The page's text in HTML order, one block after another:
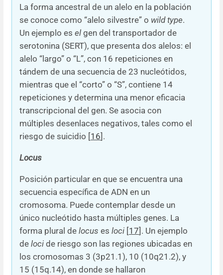
La forma ancestral de un alelo en la población
se conoce como “alelo silvestre” o wild type.
Un ejemplo es el gen del transportador de
serotonina (SERT), que presenta dos alelos: el
alelo “largo” o “L”, con 16 repeticiones en
tándem de una secuencia de 23 nucleótidos,
mientras que el “corto” o “S”, contiene 14
repeticiones y determina una menor eficacia
transcripcional del gen. Se asocia con
múltiples desenlaces negativos, tales como el
riesgo de suicidio [16].
Locus
Posición particular en que se encuentra una
secuencia específica de ADN en un
cromosoma. Puede contemplar desde un
único nucleótido hasta múltiples genes. La
forma plural de locus es loci [17]. Un ejemplo
de loci de riesgo son las regiones ubicadas en
los cromosomas 3 (3p21.1), 10 (10q21.2), y
15 (15q.14), en donde se hallaron